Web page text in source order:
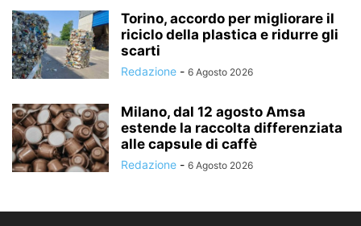
Torino, accordo per migliorare il
riciclo della plastica e ridurre gli
scarti
Redazione - 6 Agosto 2026
Milano, dal 12 agosto Amsa
estende la raccolta differenziata
alle capsule di caffè
Redazione - 6 Agosto 2026